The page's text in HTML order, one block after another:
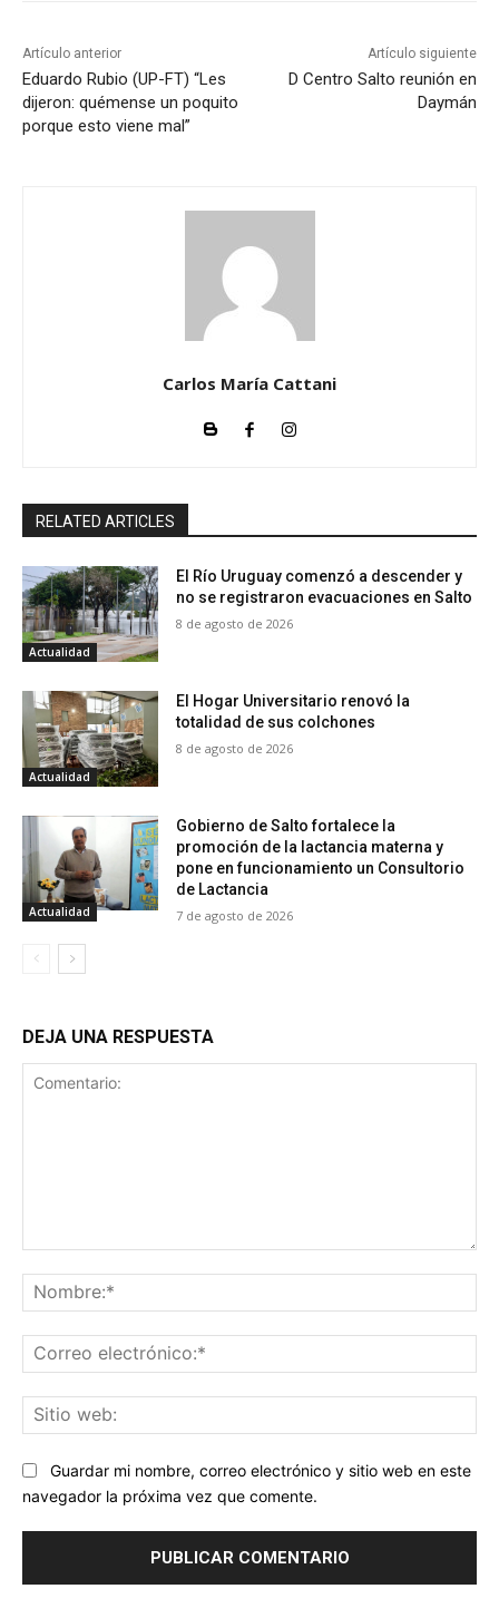
Artículo anterior
Eduardo Rubio (UP-FT) “Les
dijeron: quémense un poquito
porque esto viene mal”
Artículo siguiente
D Centro Salto reunión en
Daymán
Carlos María Cattani
RELATED ARTICLES
Actualidad
El Río Uruguay comenzó a descender y
no se registraron evacuaciones en Salto
8 de agosto de 2026
Actualidad
El Hogar Universitario renovó la
totalidad de sus colchones
8 de agosto de 2026
Actualidad
Gobierno de Salto fortalece la
promoción de la lactancia materna y
pone en funcionamiento un Consultorio
de Lactancia
7 de agosto de 2026
DEJA UNA RESPUESTA
Guardar mi nombre, correo electrónico y sitio web en este
navegador la próxima vez que comente.